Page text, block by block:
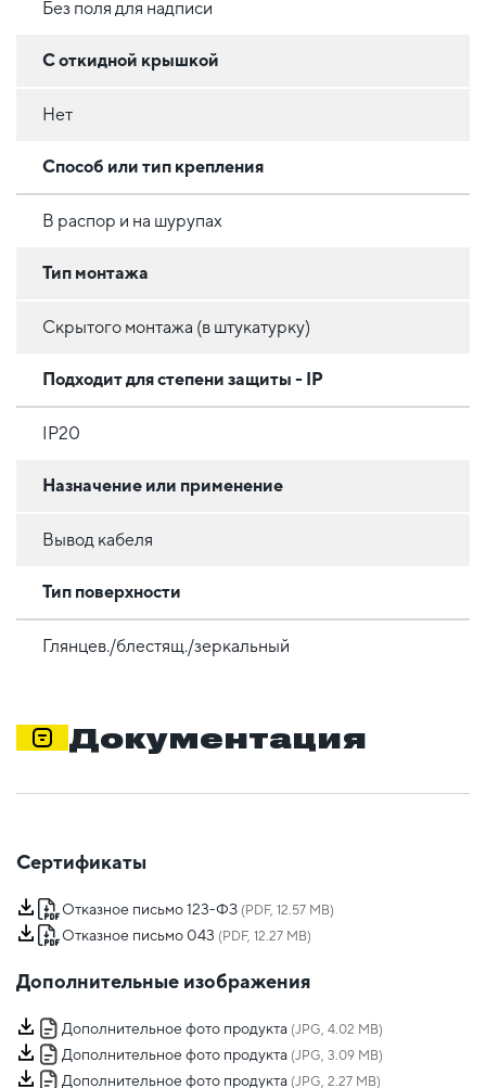
Без поля для надписи
С откидной крышкой
Нет
Способ или тип крепления
В распор и на шурупах
Тип монтажа
Скрытого монтажа (в штукатурку)
Подходит для степени защиты - IP
IP20
Назначение или применение
Вывод кабеля
Тип поверхности
Глянцев./блестящ./зеркальный
Документация
Сертификаты
Отказное письмо 123-ФЗ (PDF, 12.57 MB)
Отказное письмо 043 (PDF, 12.27 MB)
Дополнительные изображения
Дополнительное фото продукта (JPG, 4.02 MB)
Дополнительное фото продукта (JPG, 3.09 MB)
Дополнительное фото продукта (JPG, 2.27 MB)